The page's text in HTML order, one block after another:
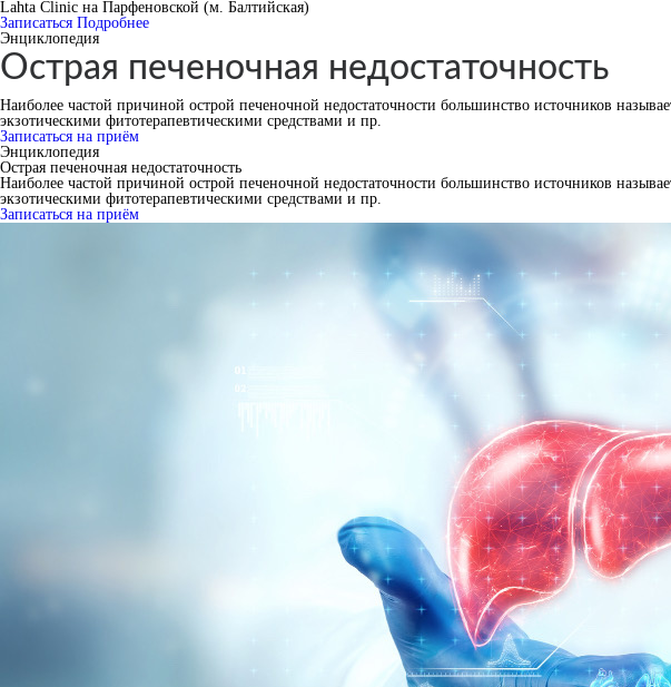
Lahta Clinic на Парфеновской (м. Балтийская)
Записаться Подробнее
Энциклопедия
Острая печеночная недостаточность
Наиболее частой причиной острой печеночной недостаточности большинство источников
экзотическими фитотерапевтическими средствами и пр.
Записаться на приём
Энциклопедия
Острая печеночная недостаточность
Наиболее частой причиной острой печеночной недостаточности большинство источников
экзотическими фитотерапевтическими средствами и пр.
Записаться на приём